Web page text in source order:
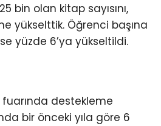
bin olan kitap sayısını,
yükselttik. Öğrenci başına
yüzde 6’ya yükseltildi.
fuarında destekleme
bir önceki yıla göre 6